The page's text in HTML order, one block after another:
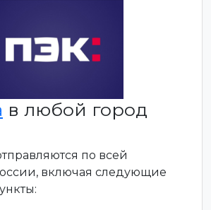
в любой город
по всей
включая следующие